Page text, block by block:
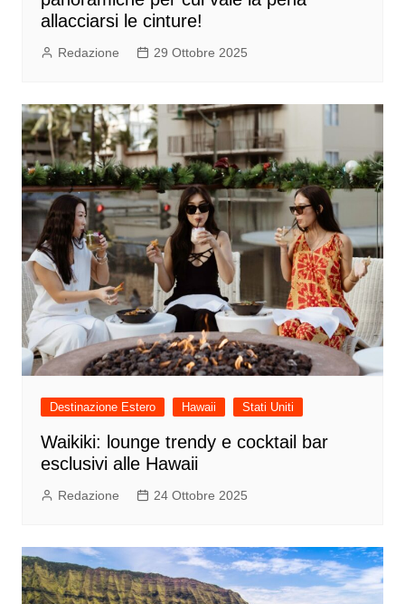
allacciarsi le cinture!
Redazione 29 Ottobre 2025
Destinazione Estero Hawaii Stati Uniti
Waikiki: lounge trendy e cocktail bar
esclusivi alle Hawaii
Redazione 24 Ottobre 2025